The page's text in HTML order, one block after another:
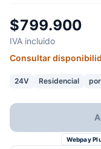
$799.900
IVA incluido
Consultar
24V Residencial
Webpay